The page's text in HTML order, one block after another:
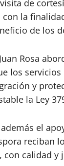
de
la
de los
Rosa
los
y
la Ley
el
reciban
con calidad y